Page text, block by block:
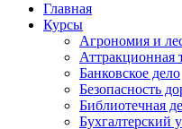
Главная
Курсы
Агрономия и
Аттракционная
Банковское дело
Безопасность
Библиотечная
Бухгалтерский